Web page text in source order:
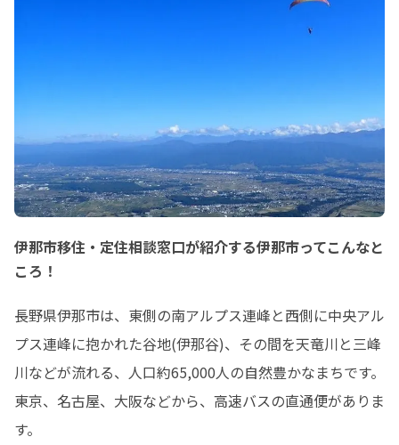
伊那市移住・定住相談窓口が紹介する伊那市ってこんなと
ころ！
長野県伊那市は、東側の南アルプス連峰と西側に中央アル
プス連峰に抱かれた谷地(伊那谷)、その間を天竜川と三峰
川などが流れる、人口約65,000人の自然豊かなまちです。
東京、名古屋、大阪などから、高速バスの直通便がありま
す。